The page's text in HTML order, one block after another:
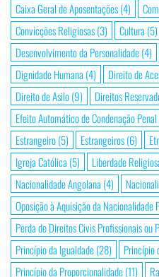
Caixa Geral de Aposentações(4)
Convicções Religiosas(3) Cultura (5)
Desenvolvimento da Personalidade(4)
Dignidade Humana (4) Direito de
Direito de Asilo(9) Direitos
Efeito Automático de Condenação Penal
Estrangeiro(5) Estrangeiros(6)
Igreja Católica (5) Liberdade
Nacionalidade Angolana (4)
Oposição à Aquisição da Nacionalidade
Perda de Direitos Civis Profissionais ou
Princípio da Igualdade(28) Princípio
Princípio da Proporcionalidade(11)